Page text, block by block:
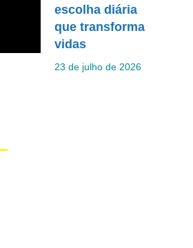
escolha diária
que transforma
vidas
23 de julho de 2026